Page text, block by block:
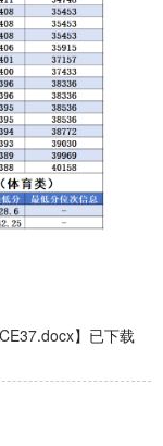
】已下载